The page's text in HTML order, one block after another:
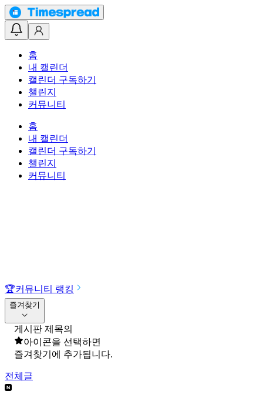
홈
내 캘린더
캘린더 구독하기
챌린지
커뮤니티
홈
내 캘린더
캘린더 구독하기
챌린지
커뮤니티
🏆커뮤니티 랭킹
즐겨찾기
게시판 제목의
아이콘을 선택하면
즐겨찾기에 추가됩니다.
전체글